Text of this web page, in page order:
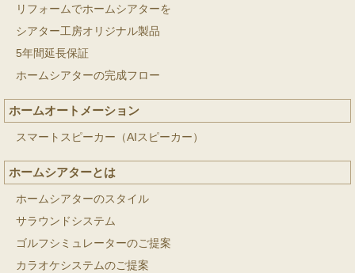
リフォームでホームシアターを
シアター工房オリジナル製品
5年間延長保証
ホームシアターの完成フロー
ホームオートメーション
スマートスピーカー（AIスピーカー）
ホームシアターとは
ホームシアターのスタイル
サラウンドシステム
ゴルフシミュレーターのご提案
カラオケシステムのご提案